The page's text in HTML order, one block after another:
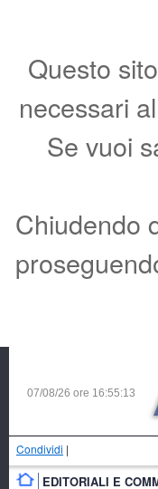
Questo
necessari
Se vuoi
Chiudendo
07/08/26 ore 16:55:14
Condividi |
EDITORIALI E